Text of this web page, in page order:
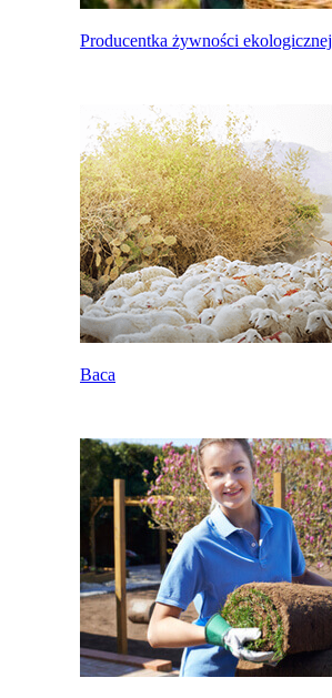
Producentka żywności ekologicznej
Baca